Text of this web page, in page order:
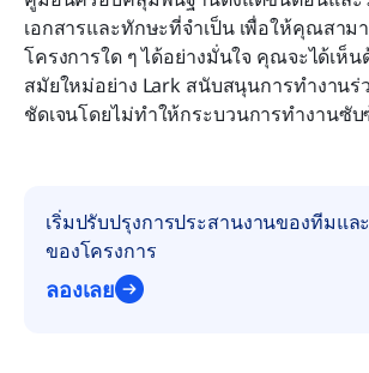
เอกสารและทักษะที่จำเป็น เพื่อให้คุณสาม
โครงการใด ๆ ได้อย่างมั่นใจ คุณจะได้เห็น
สมัยใหม่อย่าง Lark สนับสนุนการทำงาน
ชัดเจนโดยไม่ทำให้กระบวนการทำงานซั
เริ่มปรับปรุงการประสานงานของทีมแล
ของโครงการ
ลองเลย
การอ่านที่เกี่ยวข้อง